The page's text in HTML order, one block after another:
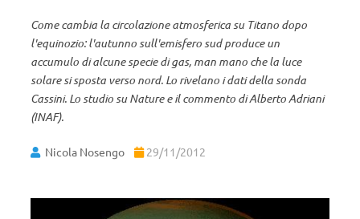
Come cambia la circolazione atmosferica su Titano dopo
l'equinozio: l'autunno sull'emisfero sud produce un
accumulo di alcune specie di gas, man mano che la luce
solare si sposta verso nord. Lo rivelano i dati della sonda
Cassini. Lo studio su Nature e il commento di Alberto Adriani
(INAF).
Nicola Nosengo 29/11/2012